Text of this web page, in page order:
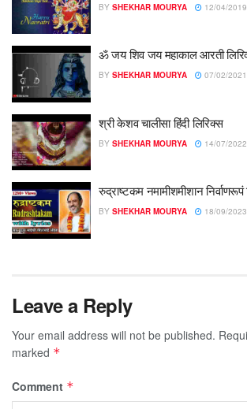
BY SHEKHAR MOURYA 12/04/2019
ॐ जय शिव जय महाकाल आरती
BY SHEKHAR MOURYA 07/02/2021
श्री केशव चालीसा हिंदी लिरिक्स
BY SHEKHAR MOURYA 14/07/2022
रुद्राष्टकम नमामीशमीशान निर्वाणरूपं
BY SHEKHAR MOURYA 18/09/2023
Leave a Reply
Your email address will not be published.
marked *
Comment *